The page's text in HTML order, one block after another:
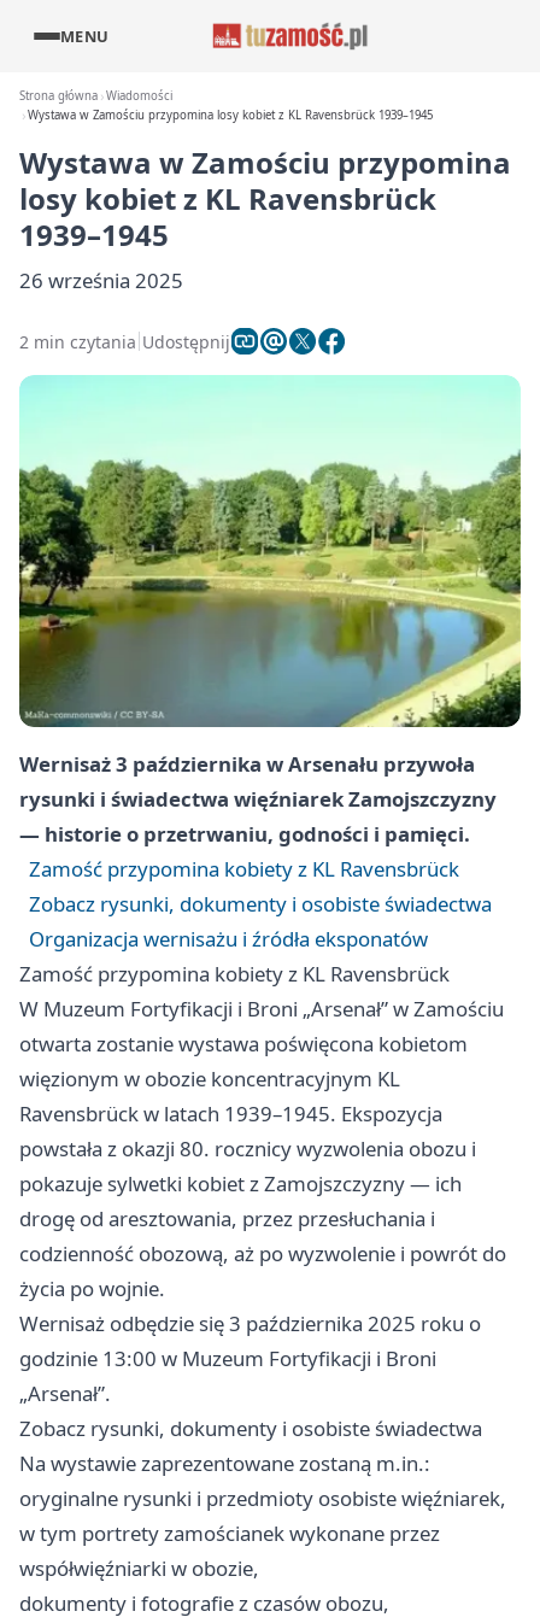
MENU
Strona główna Wiadomości
Wystawa w Zamościu przypomina losy kobiet z KL Ravensbrück 1939–1945
Wystawa w Zamościu przypomina
losy kobiet z KL Ravensbrück
1939–1945
26 września 2025
2 min czytania Udostępnij
Wernisaż 3 października w Arsenału przywoła
rysunki i świadectwa więźniarek Zamojszczyzny
— historie o przetrwaniu, godności i pamięci.
Zamość przypomina kobiety z KL Ravensbrück
Zobacz rysunki, dokumenty i osobiste świadectwa
Organizacja wernisażu i źródła eksponatów
Zamość przypomina kobiety z KL Ravensbrück
W Muzeum Fortyfikacji i Broni „Arsenał” w Zamościu
otwarta zostanie wystawa poświęcona kobietom
więzionym w obozie koncentracyjnym KL
Ravensbrück w latach 1939–1945. Ekspozycja
powstała z okazji 80. rocznicy wyzwolenia obozu i
pokazuje sylwetki kobiet z Zamojszczyzny — ich
drogę od aresztowania, przez przesłuchania i
codzienność obozową, aż po wyzwolenie i powrót do
życia po wojnie.
Wernisaż odbędzie się 3 października 2025 roku o
godzinie 13:00 w Muzeum Fortyfikacji i Broni
„Arsenał”.
Zobacz rysunki, dokumenty i osobiste świadectwa
Na wystawie zaprezentowane zostaną m.in.:
oryginalne rysunki i przedmioty osobiste więźniarek,
w tym portrety zamościanek wykonane przez
współwięźniarki w obozie,
dokumenty i fotografie z czasów obozu,